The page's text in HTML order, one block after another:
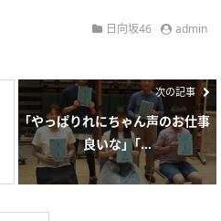
日向坂46 admin
次の記事
｢やっぱりれにちゃん声のお仕事
良いな」｢...